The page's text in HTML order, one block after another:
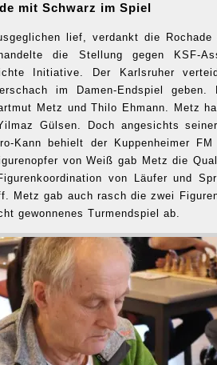
mit Schwarz im Spiel
lief, verdankt die Rochade
die Stellung gegen KSF-
Initiative. Der Karlsruher
im Damen-Endspiel geben.
Metz und Thilo Ehmann. Metz
Gülsen. Doch angesichts
Kann behielt der Kuppenheimer
von Weiß gab Metz die
von Läufer und
Metz gab auch rasch die zwei
gewonnenes Turmendspiel ab.